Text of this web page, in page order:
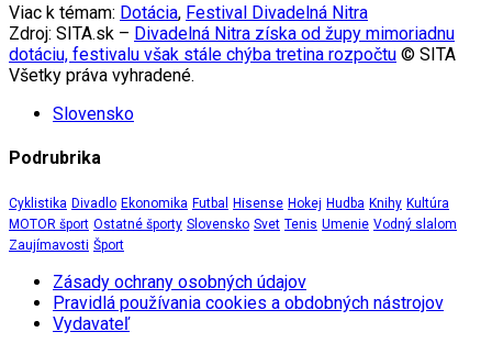
Viac k témam: Dotácia, Festival Divadelná Nitra
Zdroj: SITA.sk – Divadelná Nitra získa od župy mimoriadnu
dotáciu, festivalu však stále chýba tretina rozpočtu © SITA
Všetky práva vyhradené.
Slovensko
Podrubrika
Cyklistika Divadlo Ekonomika Futbal Hisense Hokej Hudba Knihy Kultúra
MOTOR šport Ostatné športy Slovensko Svet Tenis Umenie Vodný slalom
Zaujímavosti Šport
Zásady ochrany osobných údajov
Pravidlá používania cookies a obdobných nástrojov
Vydavateľ